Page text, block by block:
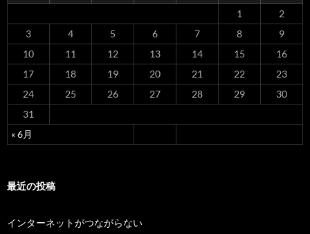
ョ
ン
« 6月
1
2
3
4 5 6 7 8
9
10
11 12 13 14 15
16
17
18 19 20 21 22
23
24
25 26 27 28 29
30
31
最近の投稿
インターネットがつながらない